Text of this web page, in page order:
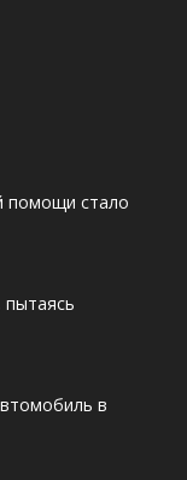
помощи стало
пытаясь
в